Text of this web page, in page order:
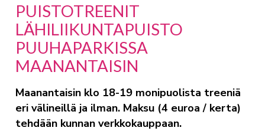
here:
PUISTOTREENIT
LÄHILIIKUNTAPUISTO
PUUHAPARKISSA
MAANANTAISIN
Maanantaisin klo 18-19 monipuolista treeniä
eri välineillä ja ilman. Maksu (4 euroa / kerta)
tehdään kunnan verkkokauppaan.